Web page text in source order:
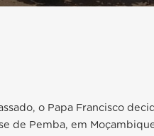
o Papa Francisco
de Pemba, em